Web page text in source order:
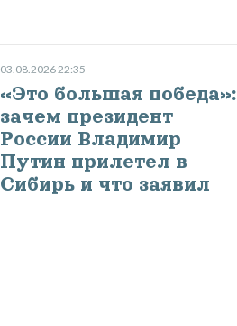
03.08.2026 22:35
«Это большая победа»:
зачем президент
России Владимир
Путин прилетел в
Сибирь и что заявил